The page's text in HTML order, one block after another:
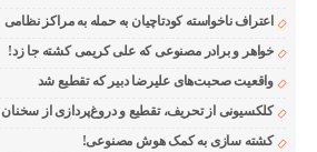
اعتراف ناخواسته کودتاچیان به حمله به مراکز نظامی
خواهر و برادر مصنوعی که علی کریمی کشته جا زد!
واقعیت صحبت‌های علیرضا دبیر که تقطیع شد
کلکسیونی از تحریف، تقطیع و دروغ‌پردازی از سخنان
کشته سازی به کمک هوش مصنوعی!